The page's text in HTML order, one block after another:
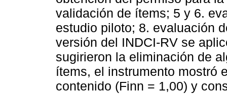
validación de ítems; 5 y 6.
estudio piloto; 8. evaluación
versión del INDCI-RV se
sugirieron la eliminación de
ítems, el instrumento mostró
contenido (Finn = 1,00) y